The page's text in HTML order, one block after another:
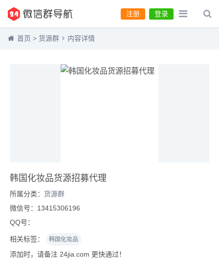
登录
注册
首页 > 货源群 内容详情
韩国化妆品货源招募代理
所属分类： 货源群
微信号：13415306196
QQ号：
相关标签： 韩国化妆品
添加时，请备注 24jia.com 更快通过！